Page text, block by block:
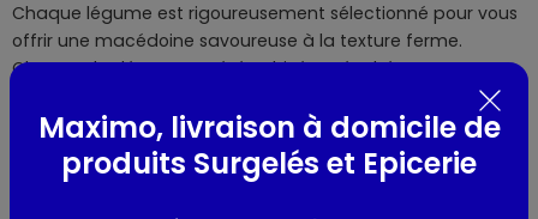
Chaque légume est rigoureusement sélectionné pour vous
offrir une macédoine savoureuse à la texture ferme.
Chacun des légumes a été cultivé et récolté en France
OGM <=0,1%
Maximo, livraison à domicile de
produits Surgelés et Epicerie